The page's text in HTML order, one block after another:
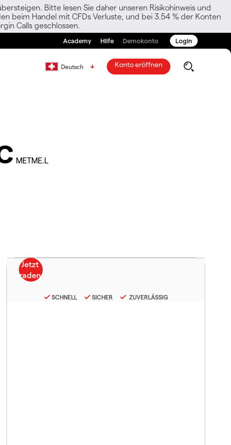
Bitte lesen Sie daher unseren Risikohinweis und
beim Handel mit CFDs Verluste, und bei 3.54 % der Konten
Calls geschlossen.
Academy Hilfe Demokonto Login
Deutsch Konto eröffnen
METME.L
SCHNELL SICHER ZUVERLÄSSIG